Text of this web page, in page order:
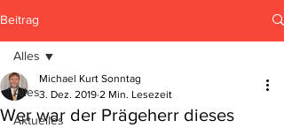
Beitrag
Alles
Aktuelles
Alles
Wer war der Prägeherr dieses
Michael Kurt Sonntag
3. Dez. 2019 2 Min. Lesezeit